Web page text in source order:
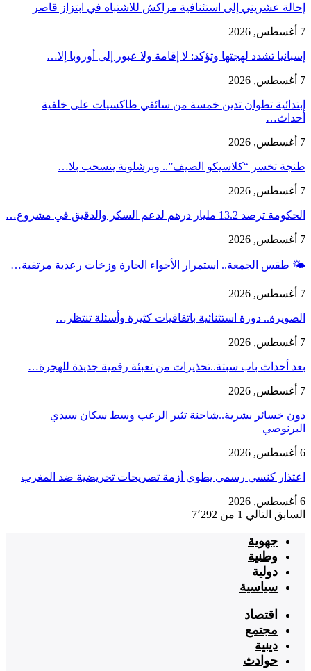
إحالة عشريني إلى استئنافية مراكش للاشتباه في ابتزاز قاصر
7 أغسطس, 2026
إسبانيا تشدد لهجتها وتؤكد: لا إقامة ولا عبور إلى أوروبا إلا…
7 أغسطس, 2026
إبتدائية تطوان تدين خمسة من سائقي طاكسيات على خلفية
أحداث…
7 أغسطس, 2026
طنجة تخسر “كلاسيكو الصيف”.. وبرشلونة ينسحب بلا…
7 أغسطس, 2026
الحكومة ترصد 13.2 مليار درهم لدعم السكر والدقيق في مشروع…
7 أغسطس, 2026
🌤️ طقس الجمعة.. استمرار الأجواء الحارة وزخات رعدية مرتقبة…
7 أغسطس, 2026
الصويرة.. دورة استثنائية باتفاقيات كثيرة وأسئلة تنتظر…
7 أغسطس, 2026
بعد أحداث باب سبتة..تحذيرات من تعبئة رقمية جديدة للهجرة…
7 أغسطس, 2026
دون خسائر بشرية..شاحنة تثير الرعب وسط سكان سيدي
البرنوصي
6 أغسطس, 2026
اعتذار كنسي رسمي يطوي أزمة تصريحات تحريضية ضد المغرب
6 أغسطس, 2026
السابق التالي 1 من 7٬292
جهوية
وطنية
دولية
سياسية
اقتصاد
مجتمع
دينية
حوادث